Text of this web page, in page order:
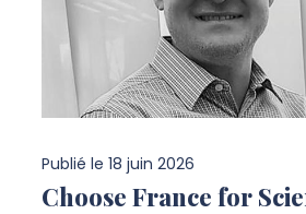
Publié le 18 juin 2026
Choose France for